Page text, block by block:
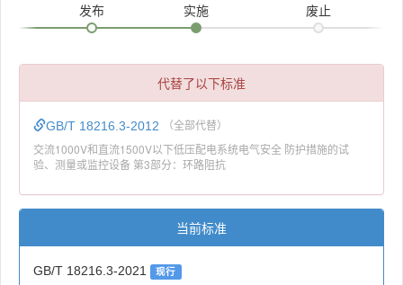
发布 实施 废止
代替了以下标准
GB/T 18216.3-2012 （全部代替）
交流1000V和直流1500V以下低压配电系统电气安全 防护措施的试
验、测量或监控设备 第3部分：环路阻抗
当前标准
GB/T 18216.3-2021 现行